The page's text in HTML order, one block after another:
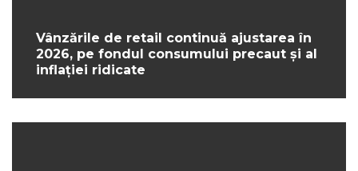
Vânzările de retail continuă ajustarea în
2026, pe fondul consumului precaut și al
inflației ridicate